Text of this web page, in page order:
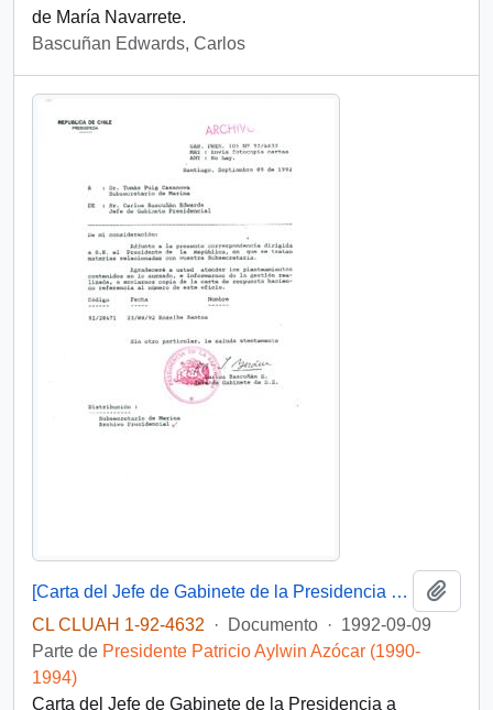
de María Navarrete.
Bascuñan Edwards, Carlos
[Carta del Jefe de Gabinete de la Presidencia a Subsecretario de Marina]
CL CLUAH 1-92-4632
· Documento · 1992-09-09
Parte de Presidente Patricio Aylwin Azócar (1990-
1994)
Carta del Jefe de Gabinete de la Presidencia a